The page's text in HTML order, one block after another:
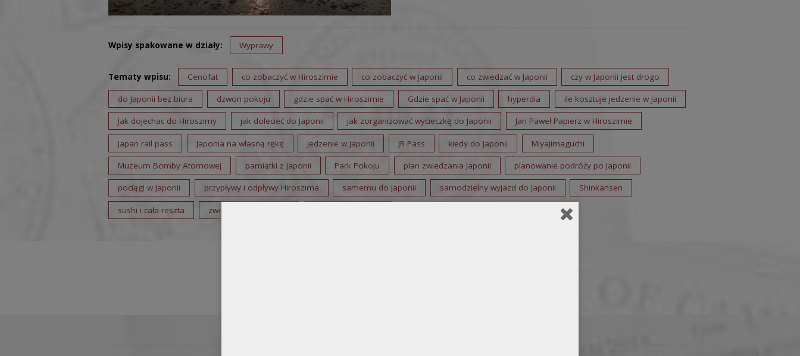
Wpisy spakowane w działy: Wyprawy
Tematy wpisu: Cenofat co zobaczyć w Hiroszimie co zobaczyć w Japonii co zwiedzać w Japonii czy w Japonii jest drogo
do Japonii bez biura dzwon pokoju gdzie spać w Hiroszimie Gdzie spać w Japonii hyperdia ile kosztuje jedzenie w Japonii
Jak dojechac do Hiroszimy jak dolecieć do Japonii jak zorganizować wycieczkę do Japonii Jan Paweł Papierz w Hiroszimie
Japan rail pass Japonia na własną rękę jedzenie w Japonii JR Pass kiedy do Japonii Miyajimaguchi
Muzeum Bomby Atomowej pamiątki z Japonii Park Pokoju plan zwiedzania Japonii planowanie podróży po Japonii
pociągi w Japonii przypływy i odpływy Hiroszima samemu do Japonii samodzielny wyjazd do Japonii Shinkansen
sushi i cała reszta zwiedzanie Hiroszimy